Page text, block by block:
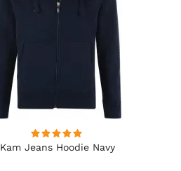
Kam Jeans Hoodie Navy